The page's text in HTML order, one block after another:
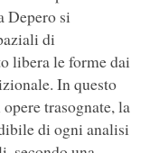
Depero si
di
libera le forme dai
In questo
trasognate, la
di ogni analisi